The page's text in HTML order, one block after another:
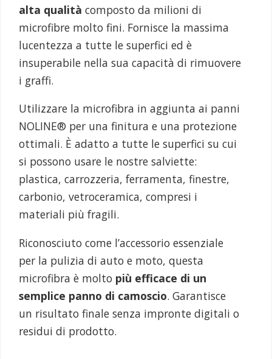
alta qualità composto da milioni di
microfibre molto fini. Fornisce la massima
lucentezza a tutte le superfici ed è
insuperabile nella sua capacità di rimuovere
i graffi.
Utilizzare la microfibra in aggiunta ai panni
NOLINE® per una finitura e una protezione
ottimali. È adatto a tutte le superfici su cui
si possono usare le nostre salviette:
plastica, carrozzeria, ferramenta, finestre,
carbonio, vetroceramica, compresi i
materiali più fragili.
Riconosciuto come l’accessorio essenziale
per la pulizia di auto e moto, questa
microfibra è molto più efficace di un
semplice panno di camoscio. Garantisce
un risultato finale senza impronte digitali o
residui di prodotto.